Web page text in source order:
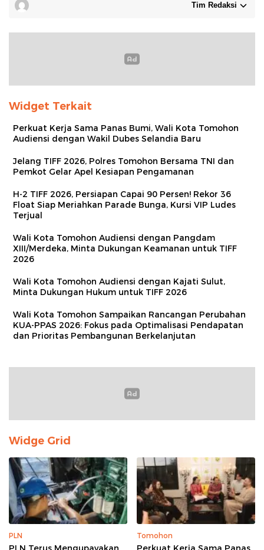
Tim Redaksi
Widget Terkait
Perkuat Kerja Sama Panas Bumi, Wali Kota Tomohon
Audiensi dengan Wakil Dubes Selandia Baru
Jelang TIFF 2026, Polres Tomohon Bersama TNI dan
Pemkot Gelar Apel Kesiapan Pengamanan
H-2 TIFF 2026, Persiapan Capai 90 Persen! Rekor 36
Float Siap Meriahkan Parade Bunga, Kursi VIP Ludes
Terjual
Wali Kota Tomohon Audiensi dengan Pangdam
XIII/Merdeka, Minta Dukungan Keamanan untuk TIFF
2026
Wali Kota Tomohon Audiensi dengan Kajati Sulut,
Minta Dukungan Hukum untuk TIFF 2026
Wali Kota Tomohon Sampaikan Rancangan Perubahan
KUA-PPAS 2026: Fokus pada Optimalisasi Pendapatan
dan Prioritas Pembangunan Berkelanjutan
Widge Grid
PLN Tomohon